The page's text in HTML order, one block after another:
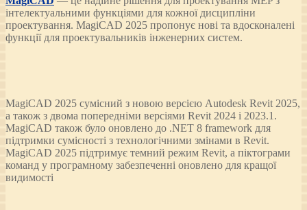
інтелектуальними функціями для кожної дисципліни
проектування. MagiCAD 2025 пропонує нові та вдосконалені
функції для проектувальників інженерних систем.
MagiCAD 2025 сумісний з новою версією Autodesk Revit 2025,
а також з двома попередніми версіями Revit 2024 і 2023.1.
MagiCAD також було оновлено до .NET 8 framework для
підтримки сумісності з технологічними змінами в Revit.
MagiCAD 2025 підтримує темний режим Revit, а піктограми
команд у програмному забезпеченні оновлено для кращої
видимості